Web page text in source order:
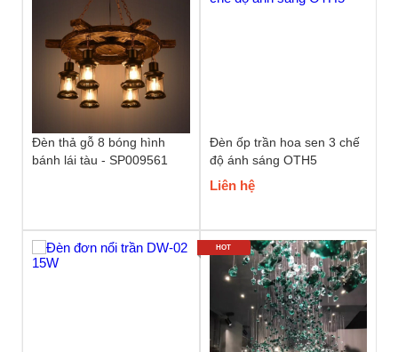
Đèn thả gỗ 8 bóng hình
bánh lái tàu - SP009561
Đèn ốp trần hoa sen 3 chế
độ ánh sáng OTH5
Liên hệ
HOT